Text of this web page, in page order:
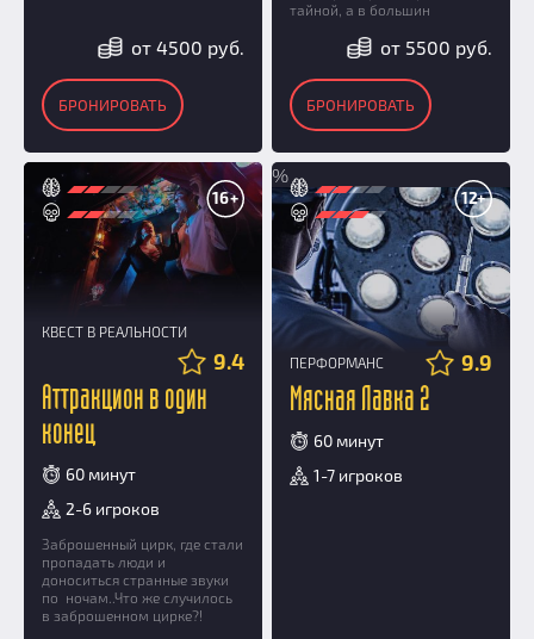
от 4500 руб.
БРОНИРОВАТЬ
тайной, а в большин
от 5500 руб.
БРОНИРОВАТЬ
16+
КВЕСТ В РЕАЛЬНОСТИ
9.4
Аттракцион в один
конец
60 минут
2-6 игроков
Заброшенный цирк, где стали
пропадать люди и
доноситься странные звуки
по ночам..Что же случилось
в заброшенном цирке?!
%
12+
ПЕРФОРМАНС 9.9
Мясная Лавка 2
60 минут
1-7 игроков